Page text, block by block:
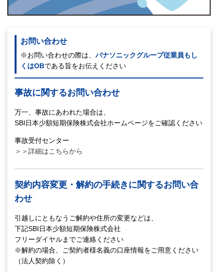
お問い合わせ
※お問い合わせの際は、 パナソニックグループ従業員もし
くはOBである旨をお伝えください
事故に関するお問い合わせ
万一、事故にあわれた場合は、
SBI日本少額短期保険株式会社ホームページをご確認ください
事故受付センター
＞＞詳細はこちらから
契約内容変更・解約の手続きに関するお問い合
わせ
引越しにともなうご解約や住所の変更などは、
下記SBI日本少額短期保険株式会社
フリーダイヤルまでご連絡ください
※解約の場合、ご契約者様名義の口座情報をご用意ください
（法人契約除く）